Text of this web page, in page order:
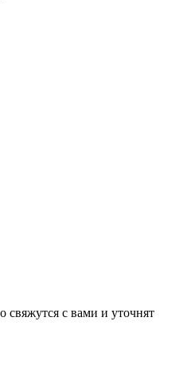
свяжутся с вами и уточнят